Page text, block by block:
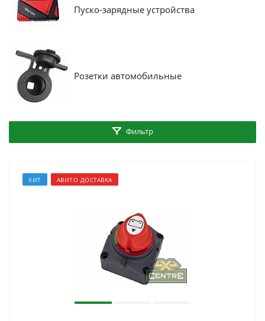
Пуско-зарядные устройства
Розетки автомобильные
Фильтр
ХИТ АВИТО ДОСТАВКА